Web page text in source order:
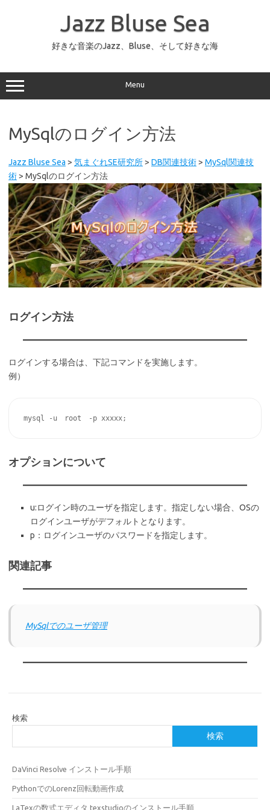
ッ
プ
Jazz Bluse Sea
好きな音楽のJazz、Bluse、そして好きな海
Menu
MySqlのログイン方法
Jazz Bluse Sea > 気まぐれSE研究所> DB関連技術> MySql関連技
術> MySqlのログイン方法
ログイン方法
ログインする場合は、下記コマンドを実施します。
例）
オプションについて
u:ログイン時のユーザを指定します。指定しない場合、OSの
ログインユーザがデフォルトとなります。
p：ログインユーザのパスワードを指定します。
関連記事
MySqlでのユーザ管理
検索
検索
DaVinci Resolve インストール手順
PythonでのLorenz回転動画作成
LaTexの数式エディタ texstudioのインストール手順